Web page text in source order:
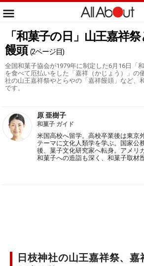
「和菓子の日」山王嘉祥
饅頭 (2ページ目)
全国和菓子協会が1979年に制定した6月16日「
を食べて厄払いをした「嘉祥（かじょう）」の
社の山王嘉祥祭やとらやの「嘉祥饅頭」など、
です。
原 亜樹子
和菓子 ガイド
米国高校へ留学。高校卒業後は東京
テーマに文化人類学を学ぶ。国家公
後、菓子文化研究家へ転身。アメリ
和菓子への造詣も深く、和菓子取材
日枝神社の山王嘉祥祭、